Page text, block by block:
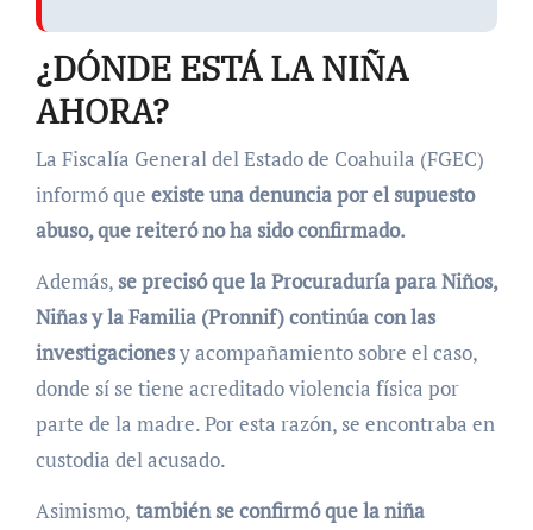
¿DÓNDE ESTÁ LA NIÑA
AHORA?
La Fiscalía General del Estado de Coahuila (FGEC)
informó que existe una denuncia por el supuesto
abuso, que reiteró no ha sido confirmado.
Además, se precisó que la Procuraduría para Niños,
Niñas y la Familia (Pronnif) continúa con las
investigacionesy acompañamiento sobre el caso,
donde sí se tiene acreditado violencia física por
parte de la madre.Por esta razón, se encontraba en
custodia del acusado.
Asimismo, también se confirmó que la niña